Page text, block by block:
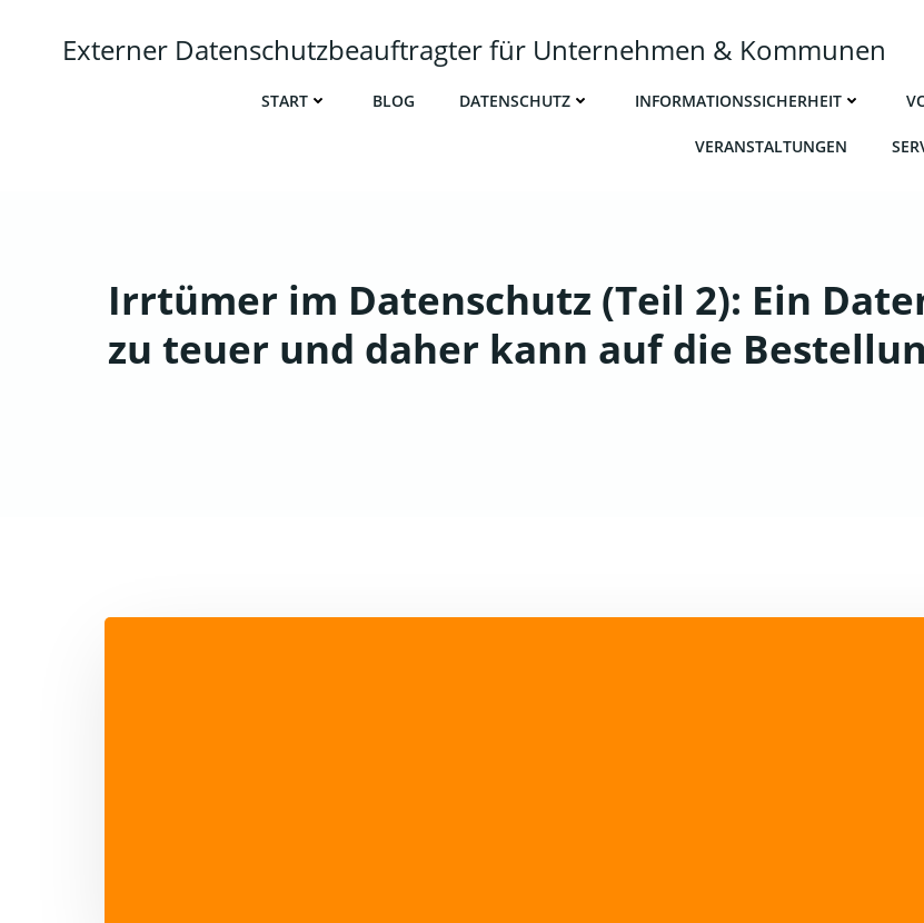
springenExterner Datenschutzbeauftragter für Unternehmen & Kommunen
START BLOG DATEN­SCHUTZ INFOR­MA­TI­ONS­SI­CHER­HEIT
VER­AN­STAL­TUN­GEN
Irrtümer im Datenschutz (Teil 2): Ein
zu teuer und daher kann auf die